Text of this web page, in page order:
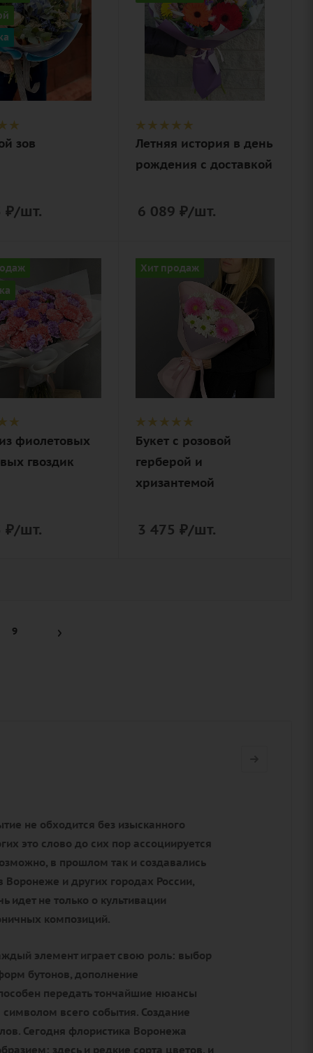
зов
₽/шт.
Описание
альстромерия,
макси, лагурус,
статица, лента,
дизайнерская
Летняя история в день
рождения с доставкой
6 089 ₽/шт.
фиолетовых
гвоздик
₽/шт.
Хит продаж
Цвет
нежный,
розовый
гербера
макси,
хризантема
ковыль
(сухоцвет),
лента,
дизайнерская
Букет с розовой
герберой и
хризантемой
3 475 ₽/шт.
9
не обходится без изысканного
это слово до сих пор ассоциируется
в прошлом так и создавались
Воронеже и других городах России,
идет не только о культивации
композиций.
элемент играет свою роль: выбор
бутонов, дополнение
передать тончайшие нюансы
всего события. Создание
Сегодня флористика Воронежа
здесь и редкие сорта цветов, и